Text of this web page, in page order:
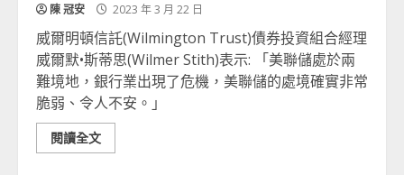
陳 冠安 2023 年 3 月 22 日
威爾明頓信託(Wilmington Trust)債券投資組合經理
威爾默•斯蒂思(Wilmer Stith)表示: 「美聯儲處於兩
難境地，銀行業出現了危機，美聯儲的處境確實非常
脆弱、令人不安。」
閱讀全文